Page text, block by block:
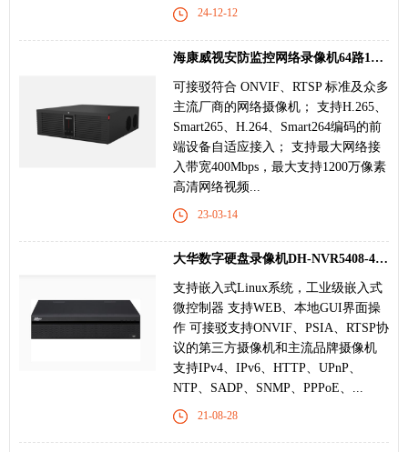
24-12-12
海康威视安防监控网络录像机64路16盘位DS-8864N-
可接驳符合 ONVIF、RTSP 标准及众多
主流厂商的网络摄像机； 支持H.265、
Smart265、H.264、Smart264编码的前
端设备自适应接入； 支持最大网络接
入带宽400Mbps，最大支持1200万像素
高清网络视频...
23-03-14
大华数字硬盘录像机DH-NVR5408-4K4盘位基础型H.265
支持嵌入式Linux系统，工业级嵌入式
微控制器 支持WEB、本地GUI界面操
作 可接驳支持ONVIF、PSIA、RTSP协
议的第三方摄像机和主流品牌摄像机
支持IPv4、IPv6、HTTP、UPnP、
NTP、SADP、SNMP、PPPoE、...
21-08-28